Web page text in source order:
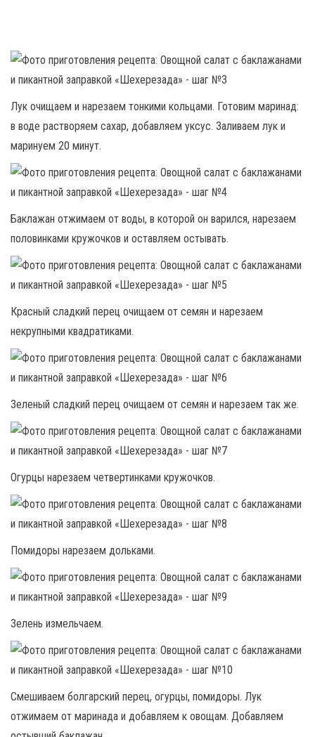
Лук очищаем и нарезаем тонкими кольцами. Готовим маринад:
в воде растворяем сахар, добавляем уксус. Заливаем лук и
маринуем 20 минут.
Баклажан отжимаем от воды, в которой он варился, нарезаем
половинками кружочков и оставляем остывать.
Красный сладкий перец очищаем от семян и нарезаем
некрупными квадратиками.
Зеленый сладкий перец очищаем от семян и нарезаем так же.
Огурцы нарезаем четвертинками кружочков.
Помидоры нарезаем дольками.
Зелень измельчаем.
Смешиваем болгарский перец, огурцы, помидоры. Лук
отжимаем от маринада и добавляем к овощам. Добавляем